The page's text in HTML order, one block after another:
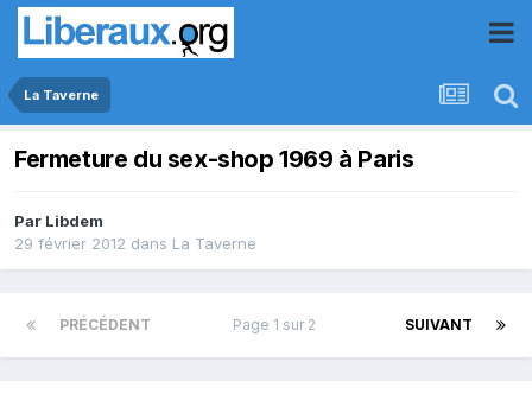
La Taverne
Fermeture du sex-shop 1969 à Paris
Par Libdem
29 février 2012 dans La Taverne
PRÉCÉDENT SUIVANT
Page 1 sur 2